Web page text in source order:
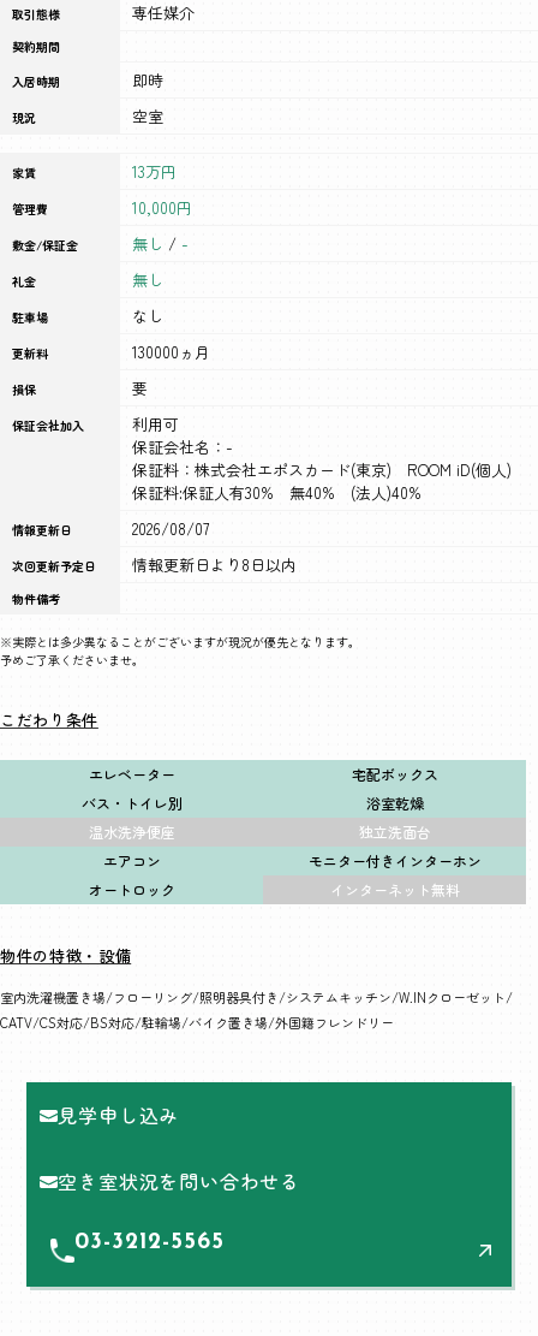
取引態様 専任媒介
契約期間
入居時期
即時
現況 空室
※実際とは多少異なることがございますが現況が優先となります。
予めご了承くださいませ。
家賃 13万円
管理費 10,000円
敷金/保証金 無し / -
礼金 無し
駐車場 なし
更新料 130000ヵ月
損保 要
保証会社加入
利用可
保証会社名：-
保証料：株式会社エポスカード(東京) ROOM iD(個人)
保証料:保証人有30% 無40% (法人)40%
情報更新日 2026/08/07
次回更新予定日 情報更新日より8日以内
物件備考
こだわり条件
エレベーター
宅配ボックス
バス・トイレ別
浴室乾燥
温水洗浄便座
独立洗面台
エアコン
モニター付きインターホン
オートロック
インターネット無料
物件の特徴・設備
室内洗濯機置き場 フローリング 照明器具付き システムキッチン W.INクローゼット
CATV CS対応 BS対応 駐輪場 バイク置き場 外国籍フレンドリー
見学申し込み
空き室状況を問い合わせる
03-3212-5565